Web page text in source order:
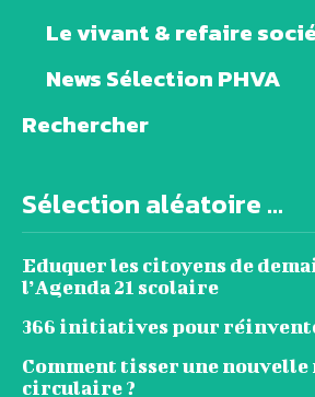
Le vivant & refaire
News Sélection PHVA
Rechercher
Sélection aléatoire ...
Eduquer les citoyens de
l’Agenda 21 scolaire
366 initiatives pour
Comment tisser une nouvelle
circulaire ?